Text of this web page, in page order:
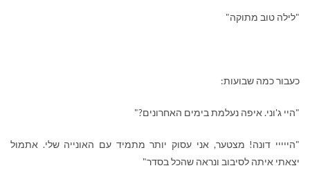
"לילה טוב מתוקה"
כעבור כמה שבועות:
"היי ג'וני. איפה נעלמת בימים האחרונים?"
"הייייי דונה! מצטער, אני עסוק יותר מתמיד עם האונייה שלי. אתמול
יצאתי איתה לסיבוב ונראה שהכל בסדר"